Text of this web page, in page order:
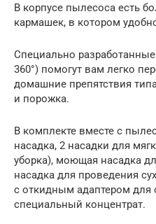
В корпусе пылесоса есть
кармашек, в котором
Специально
360°) помогут вам легко
домашние препятствия
и порожка.
В комплекте вместе с
насадка, 2 насадки для
уборка), моющая насадка
насадка для проведения
с откидным адаптером для
специальный концентрат.